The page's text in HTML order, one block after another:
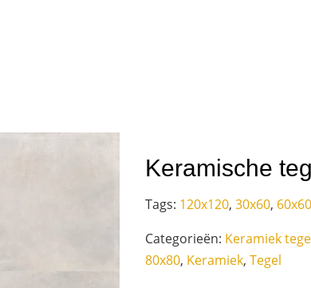
Keramische
Tags: 120x120,30x60, 60x60
Categorieën: Keramiek
80x80, Keramiek,Tegel